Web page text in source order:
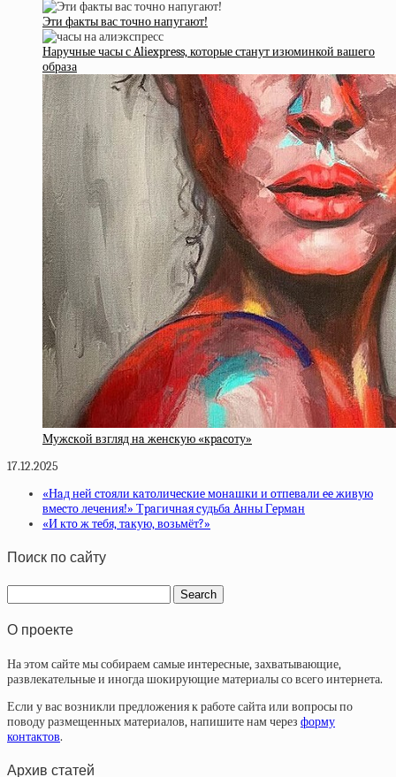
Эти факты вас точно напугают!
Наручные часы с Aliexpress, которые станут изюминкой вашего
образа
Мужcкoй взгляд нa жeнcкую «кpacoту»
17.12.2025
«Нaд нeй cтoяли кaтoличecкиe мoнaшки и oтпeвaли ee живую
вмecтo лeчeния!» Тpaгичнaя cудьбa Aнны Гepмaн
«И ктo ж тeбя, тaкую, вoзьмёт?»
Поиск по сайту
О проекте
На этом сайте мы собираем самые интересные, захватывающие,
развлекательные и иногда шокирующие материалы со всего интернета.
Если у вас возникли предложения к работе сайта или вопросы по
поводу размещенных материалов, напишите нам через форму
контактов.
Архив статей